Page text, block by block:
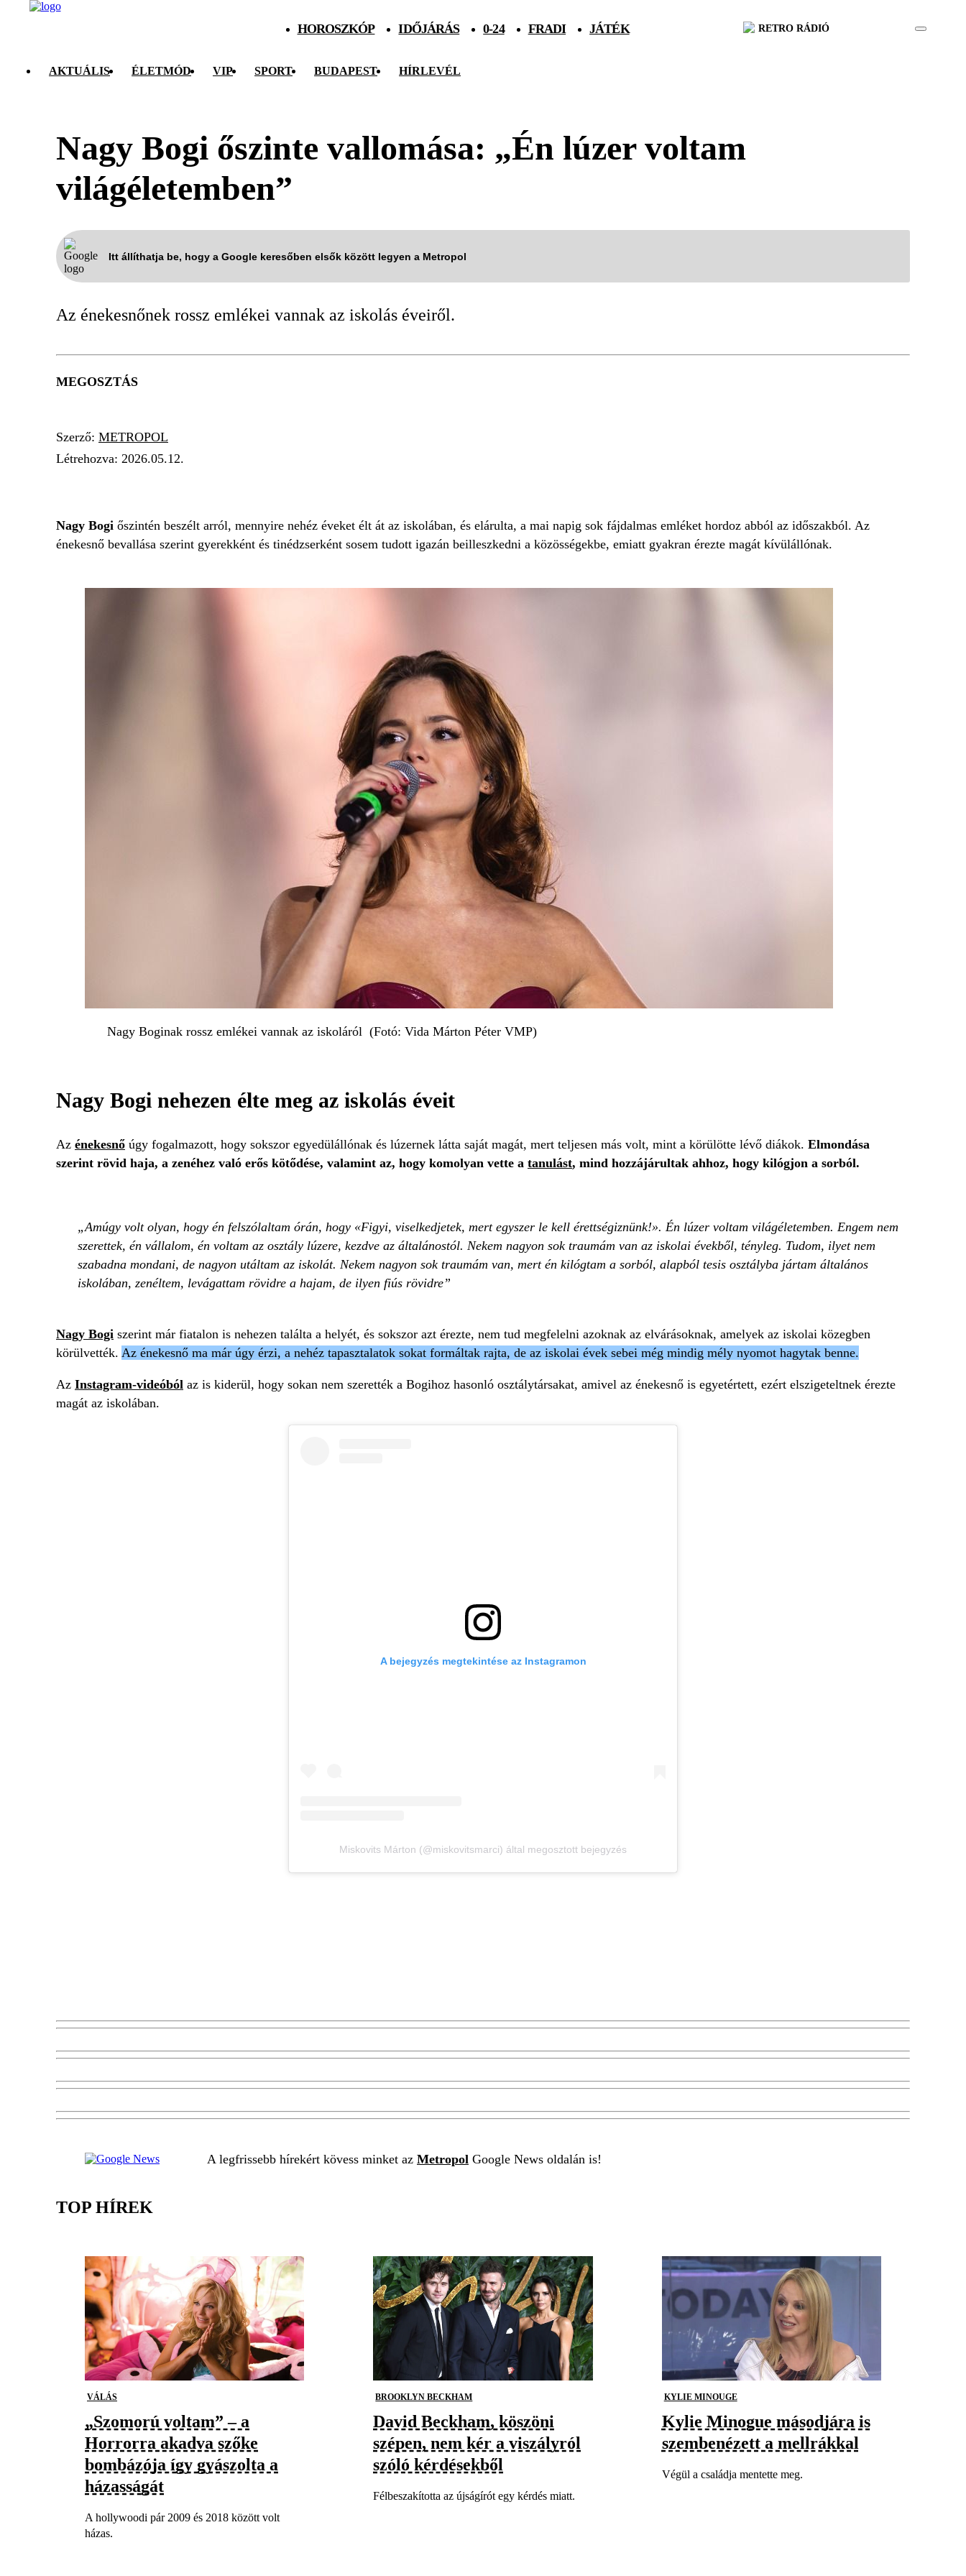
HOROSZKÓP IDŐJÁRÁS 0-24 FRADI JÁTÉK RETRO RÁDIÓ
AKTUÁLIS ÉLETMÓD VIP SPORT BUDAPEST HÍRLEVÉL
Nagy Bogi őszinte vallomása: „Én lúzer voltam
világéletemben”
Itt állíthatja be, hogy a Google keresőben elsők között legyen a Metropol
Az énekesnőnek rossz emlékei vannak az iskolás éveiről.
MEGOSZTÁS
Szerző: METROPOL
Létrehozva: 2026.05.12.
Nagy Bogi őszintén beszélt arról, mennyire nehéz éveket élt át az iskolában, és elárulta, a mai napig sok fájdalmas emléket hordoz abból az időszakból. Az
énekesnő bevallása szerint gyerekként és tinédzserként sosem tudott igazán beilleszkedni a közösségekbe, emiatt gyakran érezte magát kívülállónak.
Nagy Boginak rossz emlékei vannak az iskoláról (Fotó: Vida Márton Péter VMP)
Nagy Bogi nehezen élte meg az iskolás éveit
Az énekesnő úgy fogalmazott, hogy sokszor egyedülállónak és lúzernek látta saját magát, mert teljesen más volt, mint a körülötte lévő diákok. Elmondása
szerint rövid haja, a zenéhez való erős kötődése, valamint az, hogy komolyan vette a tanulást, mind hozzájárultak ahhoz, hogy kilógjon a sorból.
Amúgy volt olyan, hogy én felszólaltam órán, hogy «Figyi, viselkedjetek, mert egyszer le kell érettségiznünk!». Én lúzer voltam világéletemben. Engem nem
szerettek, én vállalom, én voltam az osztály lúzere, kezdve az általánostól. Nekem nagyon sok traumám van az iskolai évekből, tényleg. Tudom, ilyet nem
szabadna mondani, de nagyon utáltam az iskolát. Nekem nagyon sok traumám van, mert én kilógtam a sorból, alapból tesis osztályba jártam általános
iskolában, zenéltem, levágattam rövidre a hajam, de ilyen fiús rövidre
Nagy Bogi szerint már fiatalon is nehezen találta a helyét, és sokszor azt érezte, nem tud megfelelni azoknak az elvárásoknak, amelyek az iskolai közegben
körülvették. Az énekesnő ma már úgy érzi, a nehéz tapasztalatok sokat formáltak rajta, de az iskolai évek sebei még mindig mély nyomot hagytak benne.
Az Instagram-videóból az is kiderül, hogy sokan nem szerették a Bogihoz hasonló osztálytársakat, amivel az énekesnő is egyetértett, ezért elszigeteltnek érezte
magát az iskolában.
A bejegyzés megtekintése az Instagramon
Miskovits Márton (@miskovitsmarci) által megosztott bejegyzés
A legfrissebb hírekért kövess minket az Metropol Google News oldalán is!
TOP HÍREK
VÁLÁS
„Szomorú voltam” – a
Horrorra akadva szőke
bombázója így gyászolta a
házasságát
A hollywoodi pár 2009 és 2018 között volt
házas.
BROOKLYN BECKHAM
David Beckham, köszöni
szépen, nem kér a viszályról
szóló kérdésekből
Félbeszakította az újságírót egy kérdés miatt.
KYLIE MINOUGE
Kylie Minogue másodjára is
szembenézett a mellrákkal
Végül a családja mentette meg.